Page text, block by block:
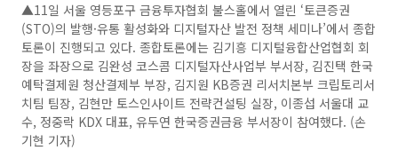
▲11일 서울 영등포구 금융투자협회 불스홀에서 열린 ‘토큰증권
(STO)의 발행·유통 활성화와 디지털자산 발전 정책 세미나’에서 종합
토론이 진행되고 있다. 종합토론에는 김기흥 디지털융합산업협회 회
장을 좌장으로 김완성 코스콤 디지털자산사업부 부서장, 김진택 한국
예탁결제원 청산결제부 부장, 김지원 KB증권 리서치본부 크립토리서
치팀 팀장, 김현만 토스인사이트 전략컨설팅 실장, 이종섭 서울대 교
수, 정중락 KDX 대표, 유두연 한국증권금융 부서장이 참여했다. (손
기현 기자)